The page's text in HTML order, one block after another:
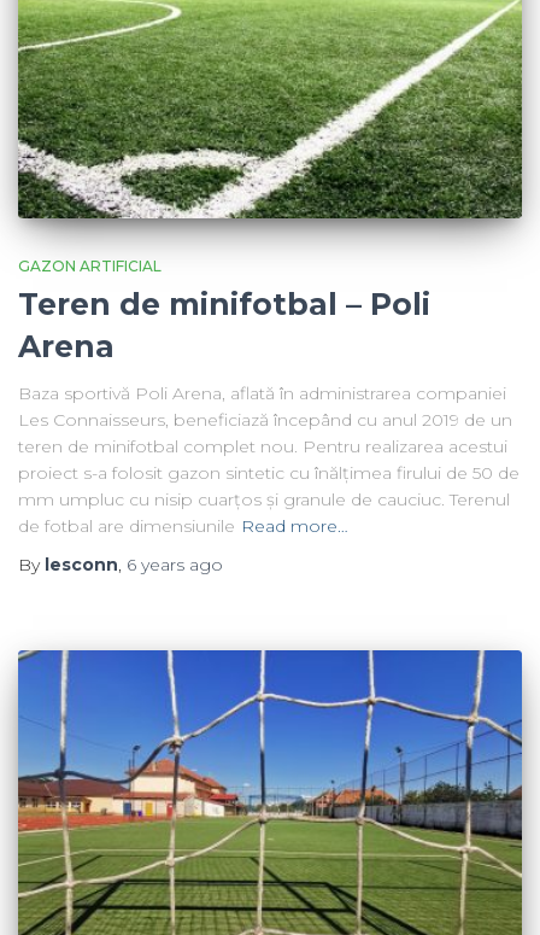
GAZON ARTIFICIAL
Teren de minifotbal – Poli
Arena
Baza sportivă Poli Arena, aflată în administrarea companiei
Les Connaisseurs, beneficiază începând cu anul 2019 de un
teren de minifotbal complet nou. Pentru realizarea acestui
proiect s-a folosit gazon sintetic cu înălțimea firului de 50 de
mm umpluc cu nisip cuarțos și granule de cauciuc. Terenul
de fotbal are dimensiunile Read more…
By lesconn, 6 years ago